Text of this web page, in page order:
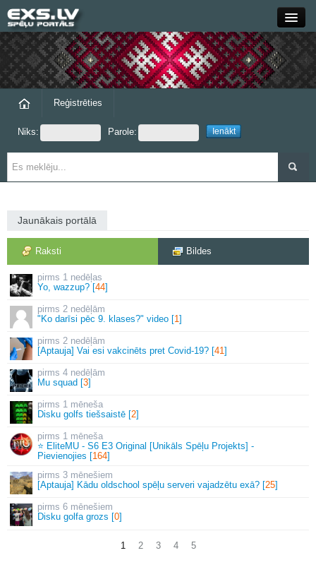
Close
Forums
Grupas
Reģistrēties
Niks: Parole:
Jaunākais portālā
Raksti Bildes
1 nedēļas
Yo, wazzup? [44]
2 nedēļām
"Ko darīsi pēc 9. klases?" video [1]
2 nedēļām
[Aptauja] Vai esi vakcinēts pret Covid-19? [41]
4 nedēļām
Mu squad [3]
1 mēneša
Disku golfs tiešsaistē [2]
1 mēneša
⭐ EliteMU - S6 E3 Original [Unikāls Spēļu Projekts] -
Pievienojies [164]
3 mēnešiem
[Aptauja] Kādu oldschool spēļu serveri vajadzētu exā? [25]
6 mēnešiem
Disku golfa grozs [0]
1 2 3 4 5